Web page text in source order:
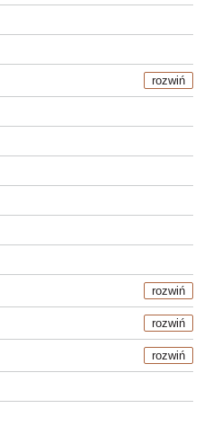
rozwiń
rozwiń
rozwiń
rozwiń